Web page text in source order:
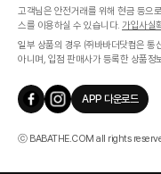
서울특별시 서초구 신반포로 339,
사업자 등록번호 569-86-01308
통신판매업신고번호 제 2019 - 서
개인정보관리책임자 : 김효영
인증범위
온라인 쇼핑몰 서
유효기간
2024.07.17 ~
고객님은 안전거래를 위해 현금 등으
스를 이용하실 수 있습니다. 가입사실
일부 상품의 경우 ㈜바바더닷컴은 통
아니며, 입점 판매사가 등록한 상품정
APP 다운로드
ⓒ BABATHE.COM all rights